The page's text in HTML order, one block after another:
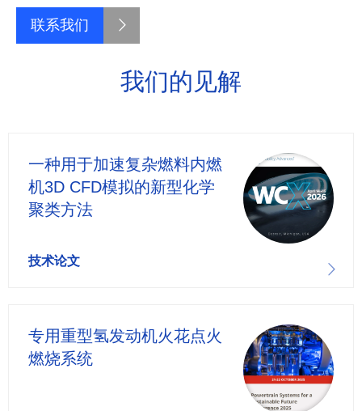
联系我们
我们的见解
一种用于加速复杂燃料内燃
机3D CFD模拟的新型化学
聚类方法
技术论文
专用重型氢发动机火花点火
燃烧系统